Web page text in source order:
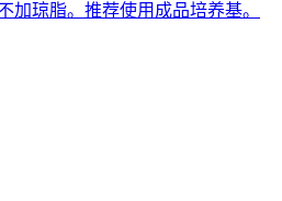
加琼脂。推荐使用成品培养基。